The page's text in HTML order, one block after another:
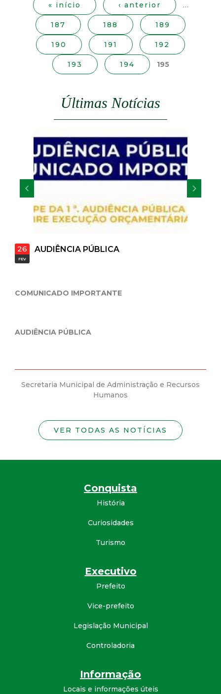
G
« início ‹ anterior …
187 188 189
190 191 192
193 194 195
Últimas Notícias
26
FEV
AUDIÊNCIA PÚBLICA
COMUNICADO IMPORTANTE
AUDIÊNCIA PÚBLICA
Secretaria Municipal de Administração e Recursos
Humanos
VER TODAS AS NOTÍCIAS
Conquista
História
Curiosidades
Turismo
Executivo
Prefeito
Vice-prefeito
Legislação Municipal
Controladoria
Informação
Locais e informações úteis